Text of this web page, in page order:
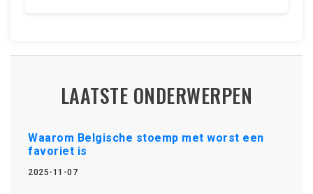
LAATSTE ONDERWERPEN
Waarom Belgische stoemp met worst een
favoriet is
2025-11-07